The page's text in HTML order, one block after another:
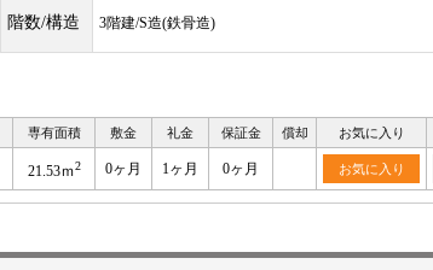
階数/構造 3階建/S造(鉄骨造)
専有面積 敷金 礼金 保証金 償却 お気に入り
21.53ｍ2 0ヶ月 1ヶ月 0ヶ月 お気に入り